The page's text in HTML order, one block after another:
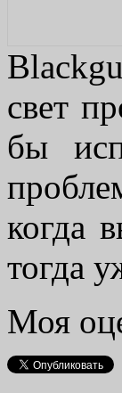
свет
бы
когда
тогда
Моя